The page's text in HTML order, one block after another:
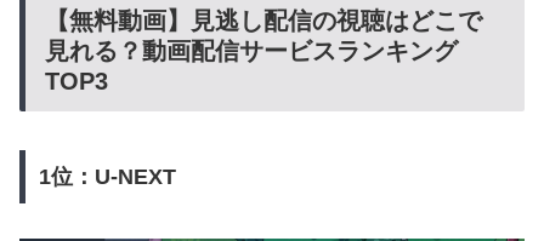
【無料動画】見逃し配信の視聴はどこで
見れる？動画配信サービスランキング
TOP3
1位：U-NEXT